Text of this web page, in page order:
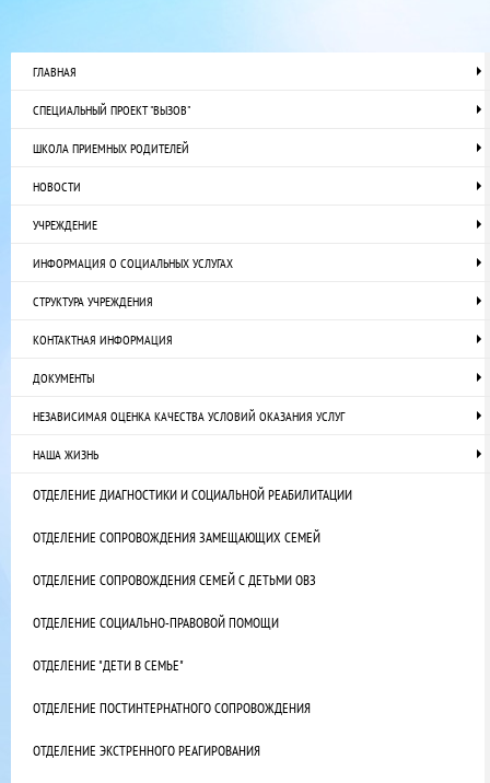
ГЛАВНАЯ
СПЕЦИАЛЬНЫЙ ПРОЕКТ "ВЫЗОВ"
ШКОЛА ПРИЕМНЫХ РОДИТЕЛЕЙ
НОВОСТИ
УЧРЕЖДЕНИЕ
ИНФОРМАЦИЯ О СОЦИАЛЬНЫХ УСЛУГАХ
СТРУКТУРА УЧРЕЖДЕНИЯ
КОНТАКТНАЯ ИНФОРМАЦИЯ
ДОКУМЕНТЫ
НЕЗАВИСИМАЯ ОЦЕНКА КАЧЕСТВА УСЛОВИЙ ОКАЗАНИЯ УСЛУГ
НАША ЖИЗНЬ
ОТДЕЛЕНИЕ ДИАГНОСТИКИ И СОЦИАЛЬНОЙ РЕАБИЛИТАЦИИ
ОТДЕЛЕНИЕ СОПРОВОЖДЕНИЯ ЗАМЕЩАЮЩИХ СЕМЕЙ
ОТДЕЛЕНИЕ СОПРОВОЖДЕНИЯ СЕМЕЙ С ДЕТЬМИ ОВЗ
ОТДЕЛЕНИЕ СОЦИАЛЬНО-ПРАВОВОЙ ПОМОЩИ
ОТДЕЛЕНИЕ "ДЕТИ В СЕМЬЕ"
ОТДЕЛЕНИЕ ПОСТИНТЕРНАТНОГО СОПРОВОЖДЕНИЯ
ОТДЕЛЕНИЕ ЭКСТРЕННОГО РЕАГИРОВАНИЯ